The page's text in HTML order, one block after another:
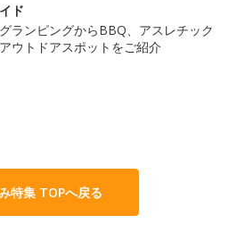
ド
ランピングからBBQ、アスレチック
ウトドアスポットをご紹介
特集 TOPへ戻る